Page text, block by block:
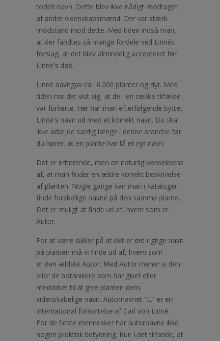
todelt navn. Dette blev ikke nådigt modtaget
af andre videnskabsmænd. Der var stærk
modstand mod dette. Med tiden indså man,
at der fandtes så mange fordele ved Linnés
forslag, at det blev almindelig accepteret før
Linné's død.
Linné navngav ca . 6.000 planter og dyr. Med
tiden har det vist sig, at de i en række tilfælde
var forkerte. Her har man efterfølgende byttet
Linné's navn ud med et korrekt navn. Du skal
ikke arbejde særlig længe i denne branche før
du hører, at en plante har få et nyt navn.
Det er irriterende, men en naturlig konsekvens
af, at man finder en ældre korrekt beskrivelse
af planten. Nogle gange kan man i kataloger
finde forskellige navne på den samme plante.
Det er muligt at finde ud af, hvem som er
Autor.
For at være sikker på at det er det rigtige navn
på planten må vi finde ud af, hvem som
er den ældste Autor. Med Autor mener vi den
eller de botanikere som har givet eller
medvirket til at give planten dens
videnskabelige navn. Autornavnet ”L.” er en
international forkortelse af Carl von Linné .
For de fleste mennesker har autornavne ikke
nogen praktisk betydning. Kun i det tilfælde, at